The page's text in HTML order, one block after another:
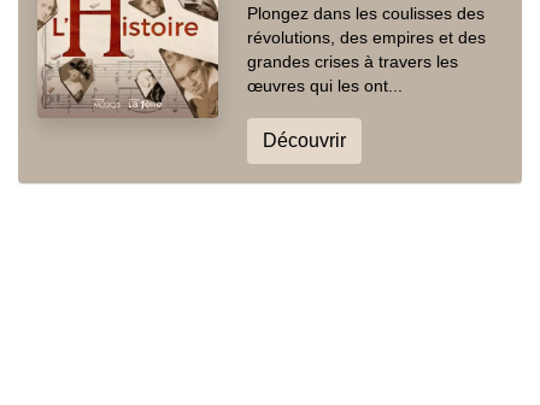
Plongez dans les coulisses des
révolutions, des empires et des
grandes crises à travers les
œuvres qui les ont...
Découvrir